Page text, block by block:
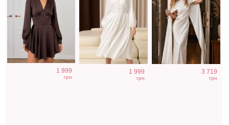
1 999
грн
1 999
грн
3 719
грн